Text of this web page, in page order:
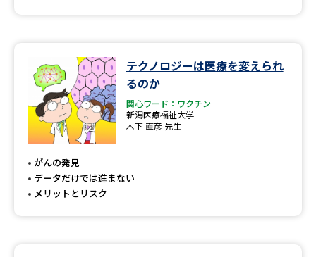
学問のミニ講義「夢ナビ講義」
学問の教科書 夢ナビライブ
Ｑ＆Ａ よくあるご質問
テクノロジーは医療を変えられ
るのか
関心ワード：ワクチン
新潟医療福祉大学
木下 直彦 先生
がんの発見
データだけでは進まない
メリットとリスク